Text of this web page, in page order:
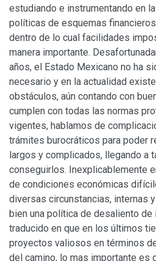
estudiando e instrumentando en
políticas de esquemas
dentro de lo cual facilidades
manera importante.
años, el Estado Mexicano no ha
necesario y en la actualidad
obstáculos, aún contando con
cumplen con todas las normas
vigentes, hablamos de
trámites burocráticos para poder
largos y complicados, llegando a
conseguirlos. Inexplicablemente
de condiciones económicas
diversas circunstancias, internas
bien una política de desaliento
traducido en que en los últimos
proyectos valiosos en términos
del camino, lo mas importante es